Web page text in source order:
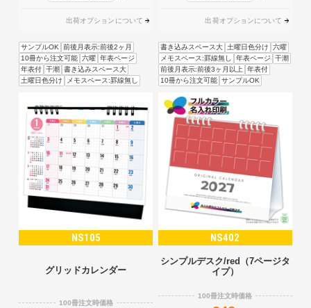
出荷オプションについて
サンプルOK
前後月表示:前後2ヶ月
10冊から注文可能 六曜 年表ページ
年表付 干潮 書き込みスペース大
土曜日色分け
メモスペース:罫線無し
出荷オプションについて
書き込みスペース大 土曜日色分け
六曜
メモスペース:罫線無し
年表ページ
干潮
前後月表示:前後3ヶ月以上
年表付
10冊から注文可能 サンプルOK
NS105
グリッドカレンダー
100冊注文時価格
NS402
シンプルデスク/red（7ページタ
イプ）
100冊注文時価格